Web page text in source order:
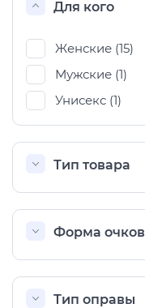
Для кого
Женские (15)
Мужские (1)
Унисекс (1)
Тип товара
Форма очков
Тип оправы